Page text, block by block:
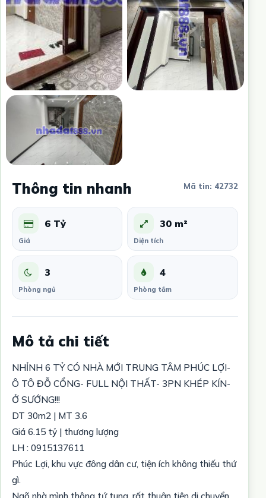
Thông tin nhanh Mã tin: 42732
6 Tỷ
Giá
30 m²
Diện tích
3
Phòng ngủ
4
Phòng tắm
Mô tả chi tiết
NHỈNH 6 TỶ CÓ NHÀ MỚI TRUNG TÂM PHÚC LỢI-
Ô TÔ ĐỖ CỔNG- FULL NỘI THẤT- 3PN KHÉP KÍN-
Ở SƯỚNG!!!
DT 30m2 | MT 3.6
Giá 6.15 tỷ | thương lượng
LH : 0915137611
Phúc Lợi, khu vực đông dân cư, tiện ích không thiếu thứ
gì.